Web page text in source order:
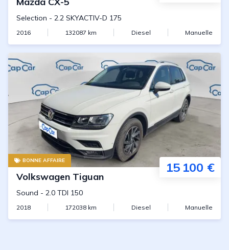
Selection - 2.2 SKYACTIV-D 175
2016 132087 km Diesel Manuelle
BONNE AFFAIRE 15 100 €
Volkswagen Tiguan
Sound - 2.0 TDI 150
2018 172038 km Diesel Manuelle